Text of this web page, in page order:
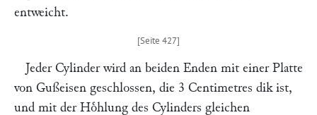
entweicht.
Jeder Cylinder wird an beiden Enden mit einer Platte
von Gußeisen geschlossen, die 3 Centimetres dik ist,
und mit der Hoͤhlung des Cylinders gleichen